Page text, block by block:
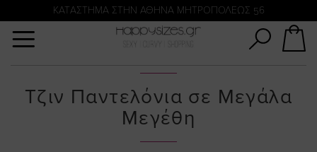
KATΑΣΤΗΜΑ ΣΤΗΝ ΑΘΗΝΑ ΜΗΤΡΟΠΟΛΕΩΣ 56
Τζιν Παντελόνια σε Μεγάλα
Μεγέθη
Αναζήτηση